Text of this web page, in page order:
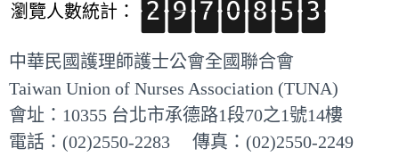
瀏覽人數統計：
中華民國護理師護士公會全國聯合會
Taiwan Union of Nurses Association (TUNA)
會址：10355 台北市承德路1段70之1號14樓
電話：(02)2550-2283 傳真：(02)2550-2249